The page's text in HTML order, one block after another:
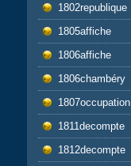
1802republique
1805affiche
1806affiche
1806chambéry
1807occupation
1811decompte
1812decompte